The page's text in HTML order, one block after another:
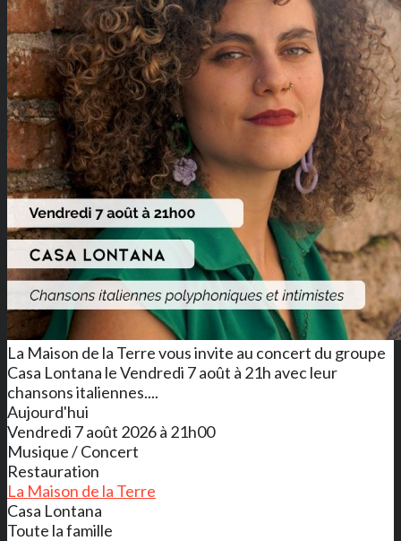
La Maison de la Terre vous invite au concert du groupe
Casa Lontana le Vendredi 7 août à 21h avec leur
chansons italiennes....
Aujourd'hui
Vendredi 7 août 2026 à 21h00
Musique / Concert
Restauration
La Maison de la Terre
Casa Lontana
Toute la famille